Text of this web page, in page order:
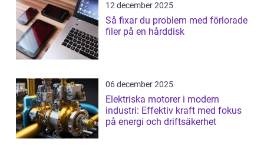
12 december 2025
Så fixar du problem med förlorade
filer på en hårddisk
06 december 2025
Elektriska motorer i modern
industri: Effektiv kraft med fokus
på energi och driftsäkerhet